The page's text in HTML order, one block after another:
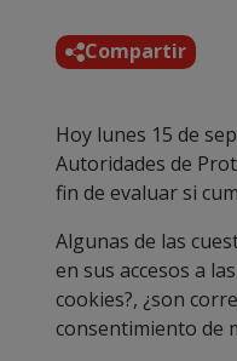
Compartir
Hoy lunes 15 de
Autoridades de
fin de evaluar si
Algunas de las
en sus accesos a
cookies?, ¿son
consentimiento de